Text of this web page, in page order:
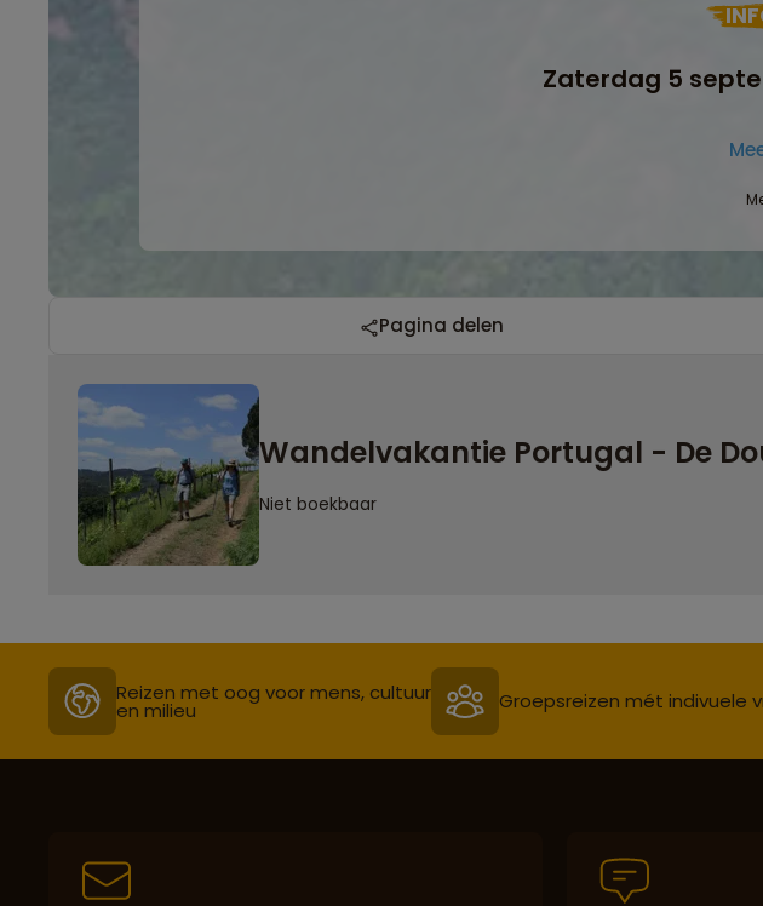
Zaterdag 5
Pagina delen
Wandelvakantie Portugal - De
Niet boekbaar
Reizen met oog voor mens, cultuur
en milieu Groepsreizen mét indivuele